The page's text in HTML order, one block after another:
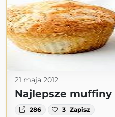
21 maja 2012
Najlepsze muffiny
286 3 Zapisz